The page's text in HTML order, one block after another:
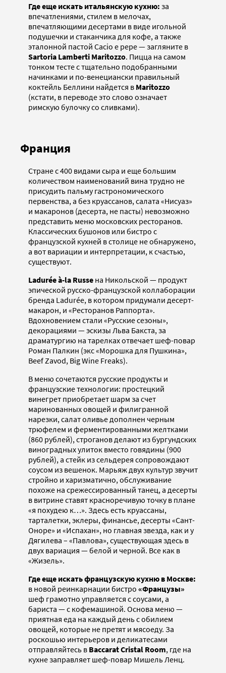
Где еще искать итальянскую кухню: за
впечатлениями, стилем в мелочах,
впечатляющими десертами в виде игольной
подушечки и стаканчика для кофе, а также
эталонной пастой Cacio e pepe — загляните в
Sartoria Lamberti Maritozzo. Пицца на самом
тонком тесте с тщательно подобранными
начинками и по-венециански правильный
коктейль Беллини найдется в Maritozzo
(кстати, в переводе это слово означает
римскую булочку со сливками).
Франция
Стране с 400 видами сыра и еще большим
количеством наименований вина трудно не
присудить пальму гастрономического
первенства, а без круассанов, салата «Нисуаз»
и макаронов (десерта, не пасты) невозможно
представить меню московских ресторанов.
Классических бушонов или бистро с
французской кухней в столице не обнаружено,
а вот вариации и интерпретации, к счастью,
существуют.
Ladurée à-la Russe на Никольской — продукт
эпической русско-французской коллаборации
бренда Ladurée, в котором придумали десерт-
макарон, и «Ресторанов Раппорта».
Вдохновением стали «Русские сезоны»,
декорациями — эскизы Льва Бакста, за
драматургию на тарелках отвечает шеф-повар
Роман Палкин (экс «Морошка для Пушкина»,
Beef Zavod, Big Wine Freaks).
В меню сочетаются русские продукты и
французские технологии: простецкий
винегрет приобретает шарм за счет
маринованных овощей и филигранной
нарезки, салат оливье дополнен черным
трюфелем и ферментированными желтками
(860 рублей), строганов делают из бургундских
виноградных улиток вместо говядины (900
рублей), а стейк из сельдерея сопровождают
соусом из вешенок. Марьяж двух культур звучит
стройно и харизматично, обслуживание
похоже на срежессированный танец, а десерты
в витрине ставят красноречивую точку в плане
«я похудею к…». Здесь есть круассаны,
тарталетки, эклеры, финансье, десерты «Сант-
Оноре» и «Испахан», но главная звезда, как и у
Дягилева – «Павлова», существующая здесь в
двух вариация — белой и черной. Все как в
«Жизель».
Где еще искать французскую кухню в Москве:
в новой реинкарнации бистро «Французы»
шеф грамотно управляется с соусами, а
бариста — с кофемашиной. Основа меню —
приятная еда на каждый день с обилием
овощей, которые не претят и мясоеду. За
роскошью интерьеров и деликатесами
отправляйтесь в Baccarat Cristal Room, где на
кухне заправляет шеф-повар Мишель Ленц.